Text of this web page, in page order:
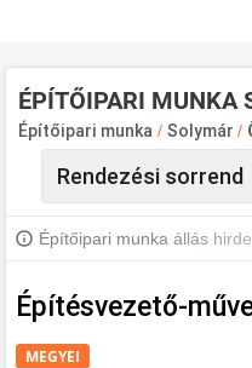
ÉPÍTŐIPARI MUNKA
Építőipari munka /Solymár/
Építőipari munka állás
Építésvezető-
MEGYEI